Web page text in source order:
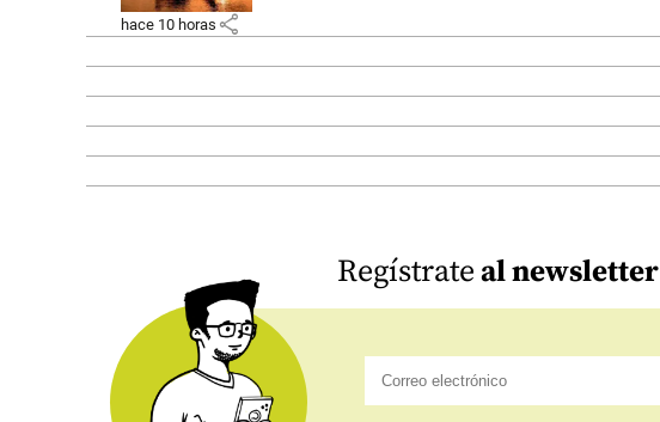
hace 10 horas share
Regístrateal newsletter